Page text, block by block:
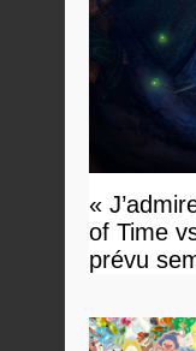
«
of Time
prévu